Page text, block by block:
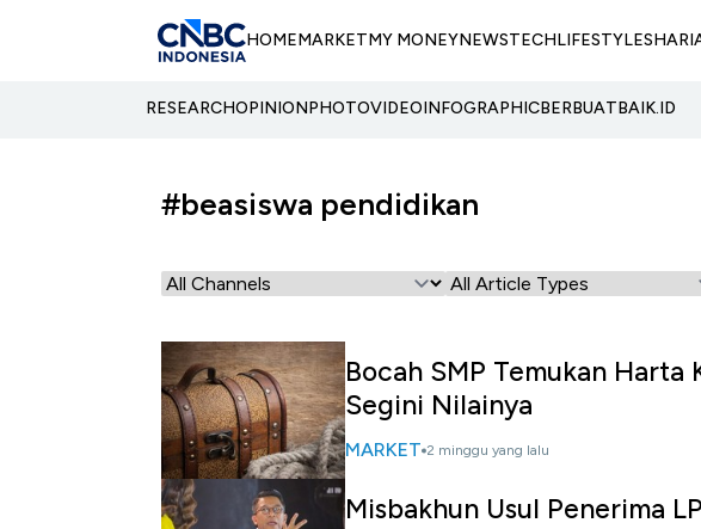
HOMEMARKETMY MONEYNEWSTECHLIFESTYLE
RESEARCHOPINIONPHOTOVIDEOINFOGRAPHICBERBUATBAIK.ID
#beasiswa pendidikan
Bocah SMP Temukan Harta
Segini Nilainya
MARKET 2 minggu yang lalu
Misbakhun Usul Penerima